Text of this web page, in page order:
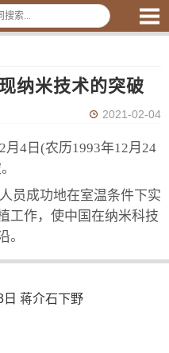
纳米技术的突破
2021-02-04
月4日(农历1993年12月24
员成功地在室温条件下实
工作，使中国在纳米科技
。
日 蒋介石下野